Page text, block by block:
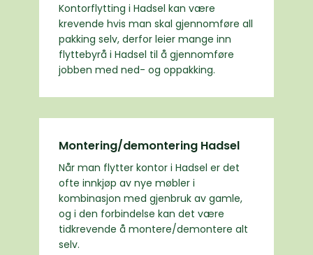
Kontorflytting i Hadsel kan være
krevende hvis man skal gjennomføre all
pakking selv, derfor leier mange inn
flyttebyrå i Hadsel til å gjennomføre
jobben med ned- og oppakking.
Montering/demontering Hadsel
Når man flytter kontor i Hadsel er det
ofte innkjøp av nye møbler i
kombinasjon med gjenbruk av gamle,
og i den forbindelse kan det være
tidkrevende å montere/demontere alt
selv.